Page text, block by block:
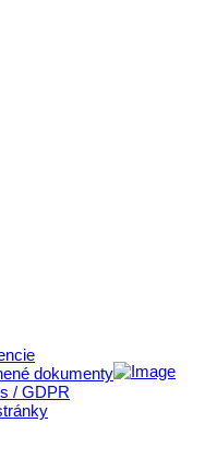
dokumenty
/ GDPR